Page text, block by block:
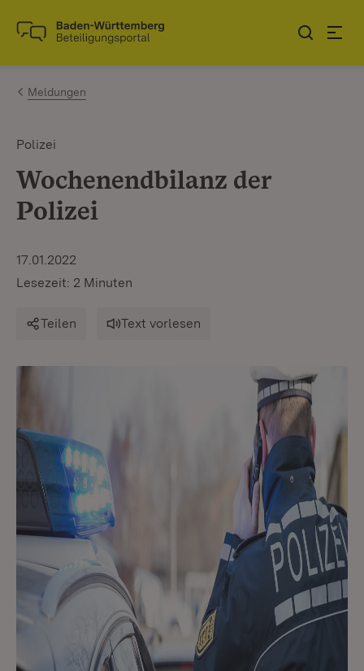
Zum Inhalt springen
Link zur Startseite
Meldungen
Polizei
Wochenendbilanz der
Polizei
17.01.2022
Lesezeit: 2 Minuten
Teilen Text vorlesen